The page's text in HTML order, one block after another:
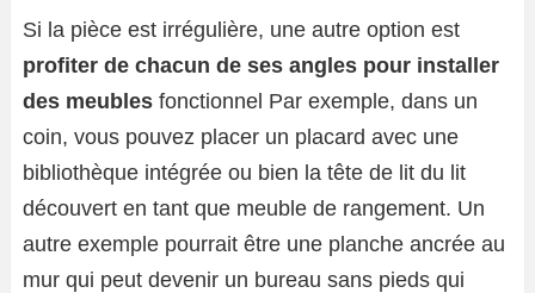
Si la pièce est irrégulière, une autre option est
profiter de chacun de ses angles pour installer
des meubles fonctionnel Par exemple, dans un
coin, vous pouvez placer un placard avec une
bibliothèque intégrée ou bien la tête de lit du lit
découvert en tant que meuble de rangement. Un
autre exemple pourrait être une planche ancrée au
mur qui peut devenir un bureau sans pieds qui